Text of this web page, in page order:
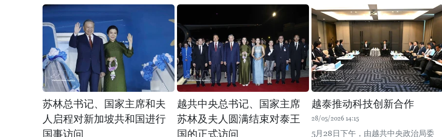
苏林总书记、国家主席和夫
人启程对新加坡共和国进行
国事访问
越共中央总书记、国家主席
苏林及夫人圆满结束对泰王
国的正式访问
越泰推动科技创新合作
28/05/2026 14:15
5月28日下午，由越共中央政治局委